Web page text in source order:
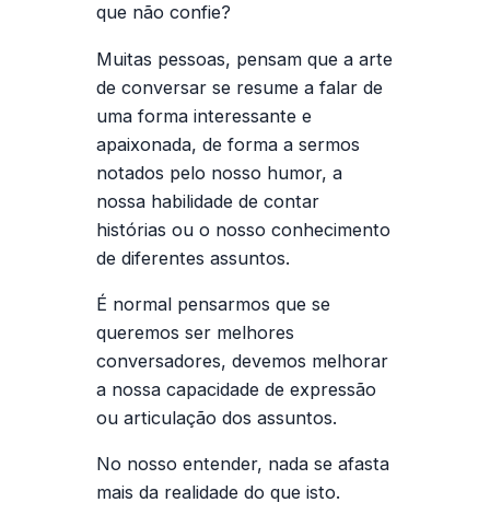
que não confie?
Muitas pessoas, pensam que a arte
de conversar se resume a falar de
uma forma interessante e
apaixonada, de forma a sermos
notados pelo nosso humor, a
nossa habilidade de contar
histórias ou o nosso conhecimento
de diferentes assuntos.
É normal pensarmos que se
queremos ser melhores
conversadores, devemos melhorar
a nossa capacidade de expressão
ou articulação dos assuntos.
No nosso entender, nada se afasta
mais da realidade do que isto.